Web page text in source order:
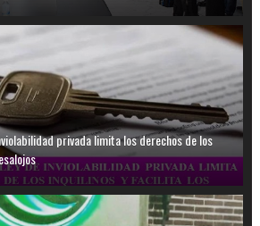
privada limita los derechos de los